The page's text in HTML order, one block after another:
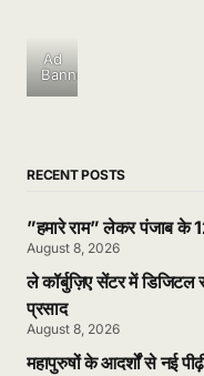
Ad
Banner
RECENT POSTS
”हमारे राम” लेकर पंजाब के
August 8, 2026
ले कॉर्बुज़िए सेंटर में डिजिटल
प्रसाद
August 8, 2026
महापुरुषों के आदर्शों से नई